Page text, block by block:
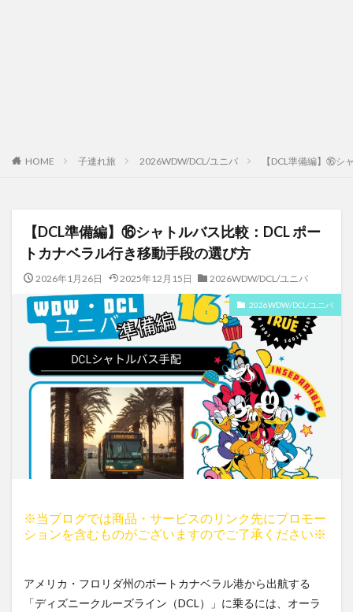
HOME 子連れ旅 2026WDW/DCL/ユニバ 【DCL準備編】⑯シ
【DCL準備編】⑯シャトルバス比較：DCL ポー
トカナベラル行き移動手段の選び方
2026年1月26日 2025年12月15日 2026WDW/DCL/ユニバ
2026WDW/DCL/ユニバ
※当ブログでは商品・サービスのリンク先にプロモー
ションを含むものがございますのでご了承ください※
アメリカ・フロリダ州のポートカナベラル港から出航する
「ディズニークルーズライン（DCL）」に乗るには、オーラ